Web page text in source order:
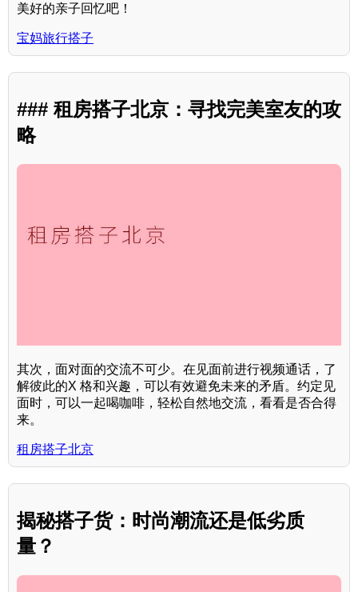
美好的亲子回忆吧！
宝妈旅行搭子
### 租房搭子北京：寻找完美室友的攻
略
其次，面对面的交流不可少。在见面前进行视频通话，了
解彼此的X 格和兴趣，可以有效避免未来的矛盾。约定见
面时，可以一起喝咖啡，轻松自然地交流，看看是否合得
来。
租房搭子北京
揭秘搭子货：时尚潮流还是低劣质
量？